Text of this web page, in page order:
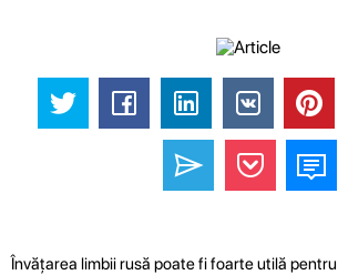
Învățarea limbii rusă poate fi foarte utilă